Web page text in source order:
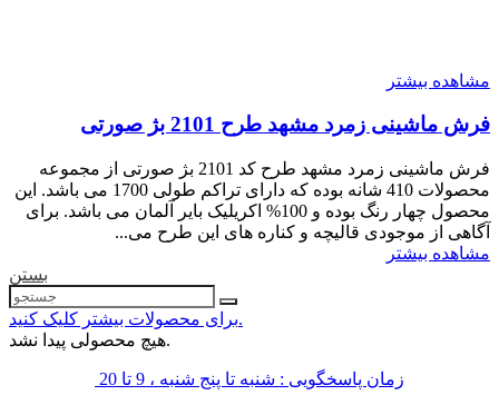
مشاهده بیشتر
فرش ماشینی زمرد مشهد طرح 2101 بژ صورتی
فرش ماشینی زمرد مشهد طرح کد 2101 بژ صورتی از مجموعه
محصولات 410 شانه بوده که دارای تراکم طولی 1700 می باشد. این
محصول چهار رنگ بوده و 100% اکریلیک بایر آلمان می باشد. برای
آگاهی از موجودی قالیچه و کناره های این طرح می...
مشاهده بیشتر
بستن
برای محصولات بیشتر کلیک کنید.
هیچ محصولی پیدا نشد.
زمان پاسخگویی : شنبه تا پنج شنبه ، 9 تا 20